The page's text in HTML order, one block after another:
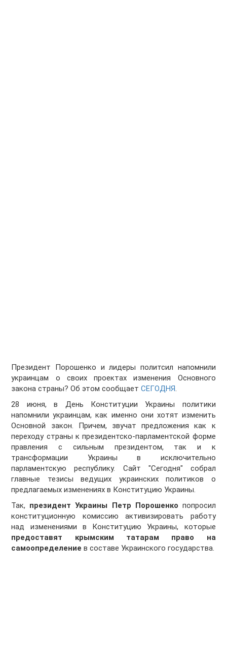
Президент Порошенко и лидеры политсил напомнили
украинцам о своих проектах изменения Основного
закона страны? Об этом сообщаетСЕГОДНЯ.
28 июня, в День Конституции Украины политики
напомнили украинцам, как именно они хотят изменить
Основной закон. Причем, звучат предложения как к
переходу страны к президентско-парламентской форме
правления с сильным президентом, так и к
трансформации Украины в исключительно
парламентскую республику. Сайт "Сегодня" собрал
главные тезисы ведущих украинских политиков о
предлагаемых изменениях в Конституцию Украины.
Так, президент Украины Петр Порошенко попросил
конституционную комиссию активизировать работу
над изменениями в Конституцию Украины, которые
предоставят крымским татарам право на
самоопределение в составе Украинского государства.